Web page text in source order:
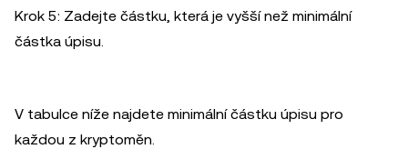
Krok 5: Zadejte částku, která je vyšší než minimální
částka úpisu.
V tabulce níže najdete minimální částku úpisu pro
každou z kryptoměn.